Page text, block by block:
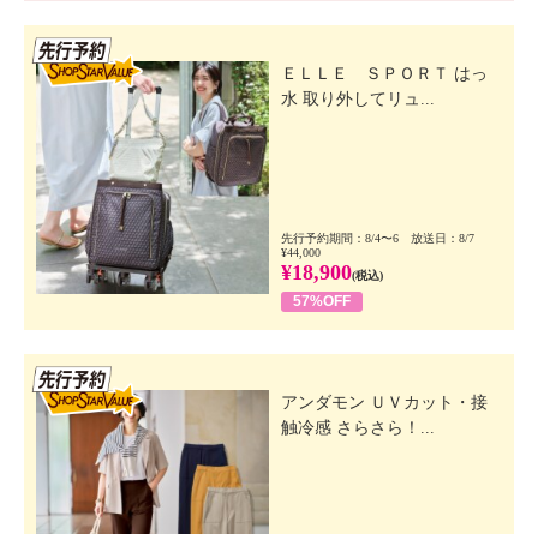
ＥＬＬＥ ＳＰＯＲＴ はっ
水 取り外してリュ...
先行予約期間：8/4〜6 放送日：8/7
¥44,000
¥18,900(税込)
57%OFF
アンダモン ＵＶカット・接
触冷感 さらさら！...